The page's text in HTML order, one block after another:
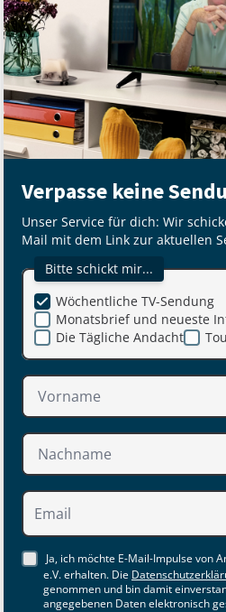
Verpasse keine
Unser Service für dich: Wir
Mail mit dem Link zur aktuellen
Bitte schickt mir...
Monatsbrief und neueste
Die Tägliche Andacht
Wöchentliche TV-Sendung
Ja, ich möchte E-Mail-Impulse von
e.V. erhalten. Die
genommen und bin damit
angegebenen Daten elektronisch